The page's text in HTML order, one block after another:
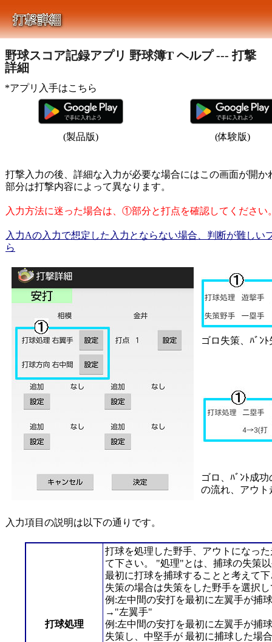
野球スコア記録アプリ 野球簿T ヘルプ --- 打撃
詳細
*アプリ入手はこちら
(製品版) (体験版)
打撃入力の後、詳細な入力が必要な場合にはこの画面が開
部分は打撃内容によって異なります。
入力方法に迷った場合は、①部分と打点を確認してください
入力Aの入力で想定した入力とならない場合、判断が難しい
ら
ゴロ失策、ﾊﾞﾝ
ゴロ、ﾊﾞﾝﾄ成
の流れ、アウト
入力項目の説明は以下の通りです。
打球処理
打球を処理した野手、アウトになっ
て下さい。 "処理"とは、捕球の失策
最初に打球を捕球することと考えて
失策の場合は失策をした野手を選択
例:左中間の安打を最初に左翼手が捕
→"左翼手"
例:左中間の安打を最初に左翼手が捕
失策し、中堅手が 最初に捕球した場